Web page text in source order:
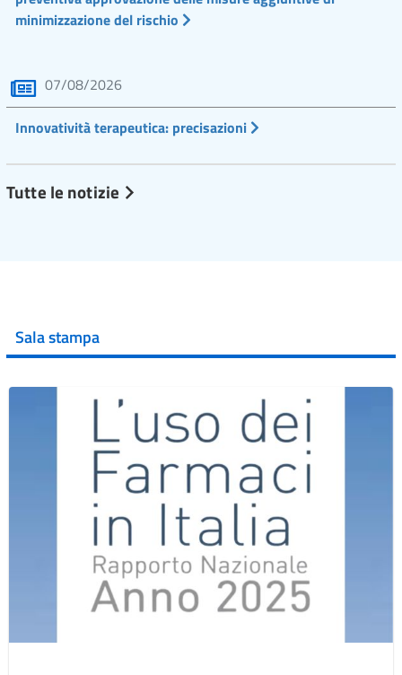
minimizzazione del rischio
07/08/2026
Innovatività terapeutica: precisazioni
Tutte le notizie
Sala stampa